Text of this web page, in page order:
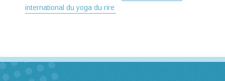
international du yoga du rire